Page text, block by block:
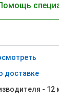
доставке
- 12